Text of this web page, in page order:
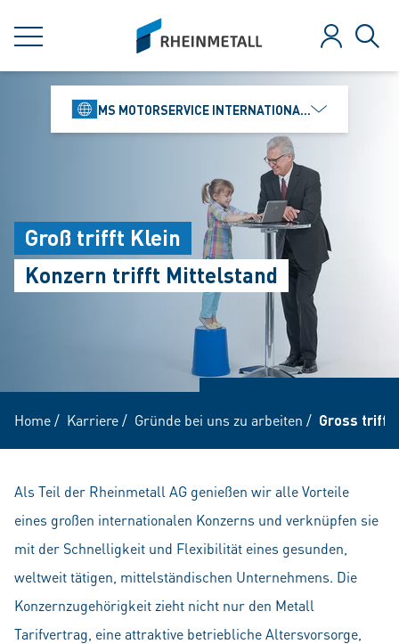
MENÜ
siteLogo
Anmelden
MS MOTORSERVICE INTERNATIONAL GMBH
Groß trifft Klein
Konzern trifft Mittelstand
Home/ Karriere/ Gründe bei uns zu arbeiten / Gross trifft
Als Teil der Rheinmetall AG genießen wir alle Vorteile
eines großen internationalen Konzerns und verknüpfen sie
mit der Schnelligkeit und Flexibilität eines gesunden,
weltweit tätigen, mittelständischen Unternehmens. Die
Konzernzugehörigkeit zieht nicht nur den Metall
Tarifvertrag, eine attraktive betriebliche Altersvorsorge,